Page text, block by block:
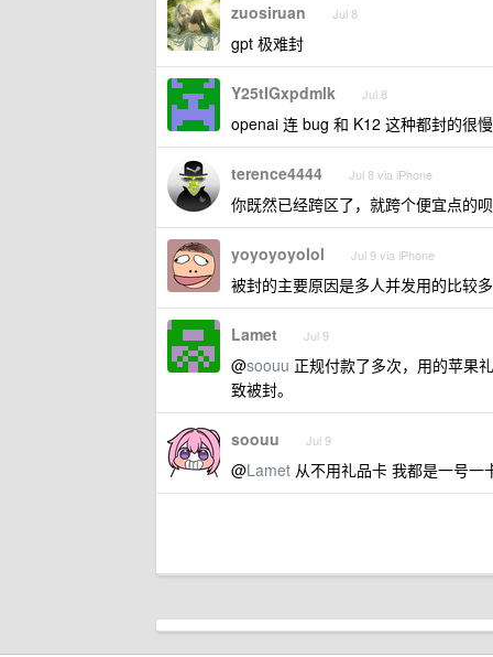
zuosiruan Jul 8
gpt 极难封
Y25tIGxpdmlk Jul 8
openai 连 bug 和 K12 这种都封的很
terence4444 Jul 8 via iPhone
你既然已经跨区了，就跨个便宜点的呗
yoyoyoyolol Jul 9 via iPhone
被封的主要原因是多人并发用的比较多
Lamet Jul 9
@soouu 正规付款了多次，用的苹果
致被封。
soouu Jul 9
@Lamet 从不用礼品卡 我都是一号一